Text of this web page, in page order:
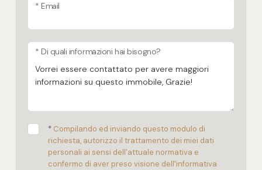
* Email
* Di quali informazioni hai bisogno?
* Compilando ed inviando questo modulo di
richiesta, autorizzo il trattamento dei miei dati
personali ai sensi dell'attuale normativa e
confermo di aver preso visione dell'informativa